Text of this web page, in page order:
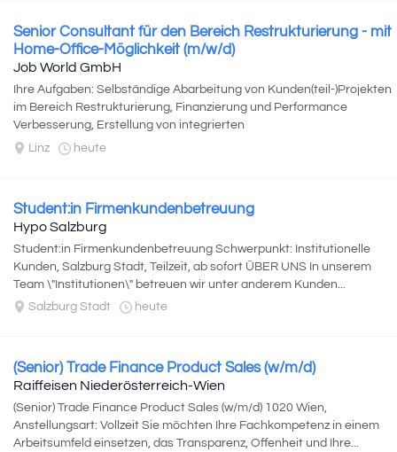
Senior Consultant für den Bereich Restrukturierung - mit
Home-Office-Möglichkeit (m/w/d)
Job World GmbH
Ihre Aufgaben: Selbständige Abarbeitung von Kunden(teil-)Projekten
im Bereich Restrukturierung, Finanzierung und Performance
Verbesserung, Erstellung von integrierten
Unternehmsplanungen/Finanzmodellen...
Linz heute
Student:in Firmenkundenbetreuung
Hypo Salzburg
Student:in Firmenkundenbetreuung Schwerpunkt: Institutionelle
Kunden, Salzburg Stadt, Teilzeit, ab sofort ÜBER UNS In unserem
Team \"Institutionen\" betreuen wir unter anderem Kunden...
Salzburg Stadt
heute
(Senior) Trade Finance Product Sales (w/m/d)
Raiffeisen Niederösterreich-Wien
(Senior) Trade Finance Product Sales (w/m/d) 1020 Wien,
Anstellungsart: Vollzeit Sie möchten Ihre Fachkompetenz in einem
Arbeitsumfeld einsetzen, das Transparenz, Offenheit und Ihre...